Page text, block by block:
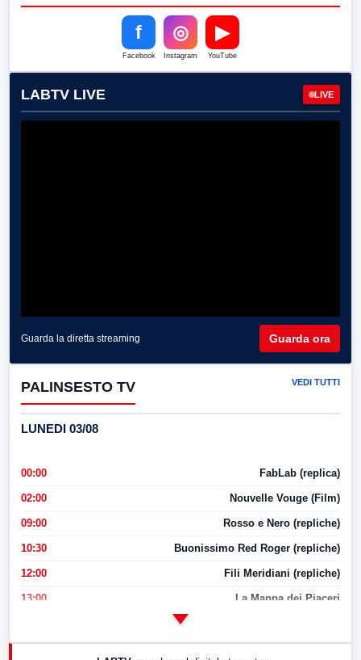
f
Facebook
◎
Instagram
▶
YouTube
LABTV LIVE LIVE
Guarda la diretta streaming Guarda ora
PALINSESTO TV VEDI TUTTI
LUNEDI 03/08
00:00 FabLab (replica)
02:00 Nouvelle Vouge (Film)
09:00 Rosso e Nero (repliche)
10:30 Buonissimo Red Roger (repliche)
12:00 Fili Meridiani (repliche)
13:00 La Mappa dei Piaceri